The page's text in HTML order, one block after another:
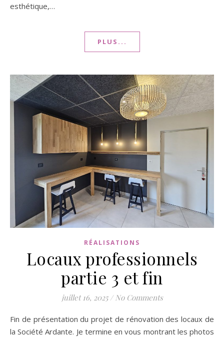
esthétique,…
PLUS...
RÉALISATIONS
Locaux professionnels
partie 3 et fin
juillet 16, 2025 / No Comments
Fin de présentation du projet de rénovation des locaux de
la Société Ardante. Je termine en vous montrant les photos